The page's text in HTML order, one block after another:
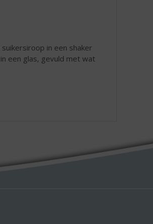
in een shaker
een glas, gevuld met wat